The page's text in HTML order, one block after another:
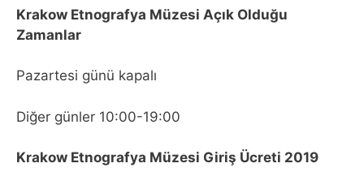
Krakow Etnografya Müzesi Açık Olduğu
Zamanlar
Pazartesi günü kapalı
Diğer günler 10:00-19:00
Krakow Etnografya Müzesi Giriş Ücreti 2019